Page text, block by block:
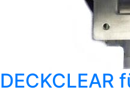
DECKCLEAR